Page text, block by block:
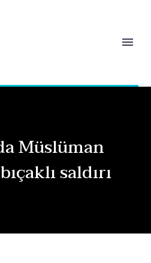
Müslüman
saldırı